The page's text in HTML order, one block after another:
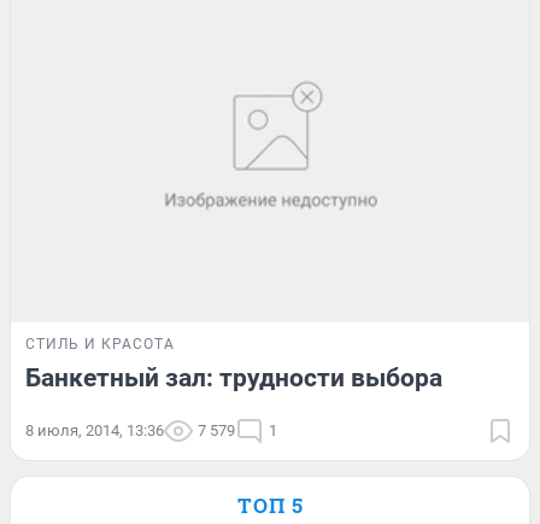
СТИЛЬ И КРАСОТА
Банкетный зал: трудности выбора
8 июля, 2014, 13:36 7 579 1
ТОП 5